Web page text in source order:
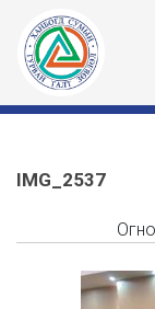
IMG_2537